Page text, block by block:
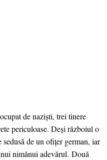
de naziști, trei tinere
periculoase. Deși războiul o
de un ofițer german, iar
nimănui adevărul. Două